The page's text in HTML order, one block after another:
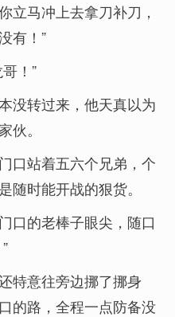
立马冲上去拿刀补刀，
有！”
！”
没转过来，他天真以为
。
口站着五六个兄弟，个
随时能开战的狠货。
口的老棒子眼尖，随口
特意往旁边挪了挪身
的路，全程一点防备没